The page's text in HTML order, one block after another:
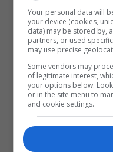
Your personal data will
your device (cookies,
data) may be stored by,
partners, or used
may use precise
Some vendors may
of legitimate interest,
your options below.
or in the site menu to
and cookie settings.